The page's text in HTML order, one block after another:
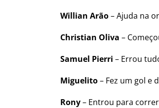
Willian Arão– Ajuda na
Christian Oliva –
Samuel Pierri – Errou
Miguelito– Fez um gol e
Rony– Entrou para